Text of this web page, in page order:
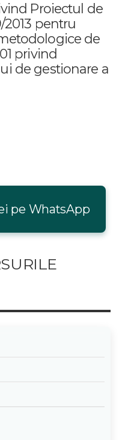
Proiectul de
2013 pentru
de
privind
de gestionare a
pe WhatsApp